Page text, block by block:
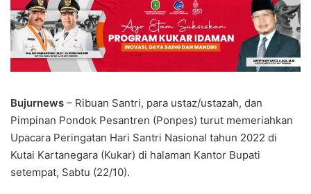
Bujurnews – Ribuan Santri, para ustaz/ustazah, dan
Pimpinan Pondok Pesantren (Ponpes) turut memeriahkan
Upacara Peringatan Hari Santri Nasional tahun 2022 di
Kutai Kartanegara (Kukar) di halaman Kantor Bupati
setempat, Sabtu (22/10).